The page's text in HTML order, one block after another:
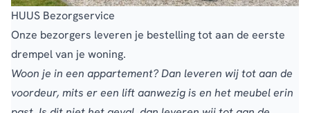
HUUS Bezorgservice
Onze bezorgers leveren je bestelling tot aan de eerste
drempel van je woning.
Woon je in een appartement? Dan leveren wij tot aan de
voordeur, mits er een lift aanwezig is en het meubel erin